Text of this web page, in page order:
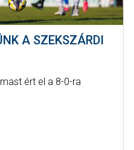
A SZEKSZÁRDI
ért el a 8-0-ra